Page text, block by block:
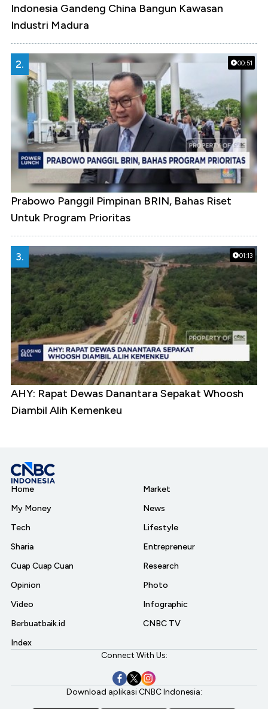
Indonesia Gandeng China Bangun Kawasan
Industri Madura
00:51
2.
Prabowo Panggil Pimpinan BRIN, Bahas Riset
Untuk Program Prioritas
01:13
3.
AHY: Rapat Dewas Danantara Sepakat Whoosh
Diambil Alih Kemenkeu
Home
My Money
Tech
Sharia
Cuap Cuap Cuan
Opinion
Video
Berbuatbaik.id
Index
Market
News
Lifestyle
Entrepreneur
Research
Photo
Infographic
CNBC TV
Connect With Us:
Download aplikasi CNBC Indonesia: